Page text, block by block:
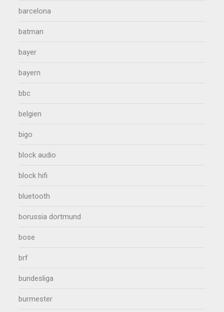
barcelona
batman
bayer
bayern
bbc
belgien
bigo
block audio
block hifi
bluetooth
borussia dortmund
bose
brf
bundesliga
burmester